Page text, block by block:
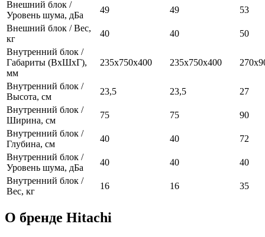
Внешний блок /
Уровень шума, дБа
49 49
53
Внешний блок / Вес,
кг
40 40
50
Внутренний блок /
Габариты (ВхШхГ),
мм
235x750x400 235x750x400
Внутренний блок /
Высота, см
23,5 23,5
27
Внутренний блок /
Ширина, см
75 75
90
Внутренний блок /
Глубина, см
40 40
72
Внутренний блок /
Уровень шума, дБа
40 40
40
Внутренний блок /
Вес, кг
16 16 35
О бренде Hitachi